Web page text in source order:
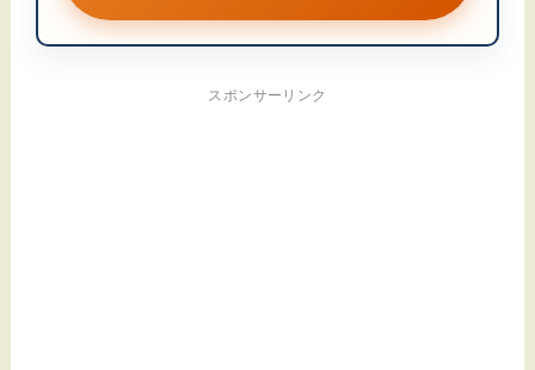
スポンサーリンク